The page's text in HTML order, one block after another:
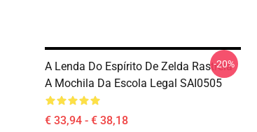
A Lenda Do Espírito De Zelda Rastreia
A Mochila Da Escola Legal SAI0505
€ 33,94 - € 38,18
-20%